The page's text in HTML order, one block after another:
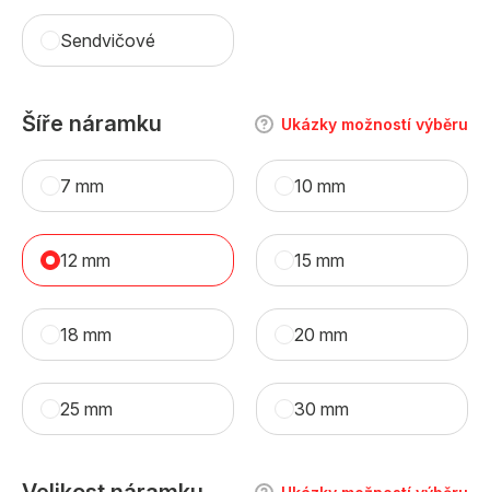
Sendvičové
Šíře náramku Ukázky možností výběru
7 mm 10 mm
12 mm 15 mm
18 mm 20 mm
25 mm 30 mm